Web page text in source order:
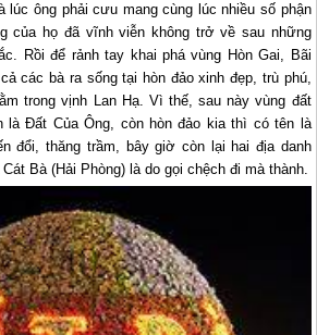
lúc ông phải cưu mang cùng lúc nhiều số phận
của họ đã vĩnh viễn không trở về sau những
Rồi để rảnh tay khai phá vùng Hòn Gai, Bãi
các bà ra sống tại hòn đảo xinh đẹp, trù phú,
trong vịnh Lan Hạ. Vì thế, sau này vùng đất
là Ðất Của Ông, còn hòn đảo kia thì có tên là
đổi, thăng trầm, bây giờ còn lại hai địa danh
Bà (Hải Phòng) là do gọi chệch đi mà thành.